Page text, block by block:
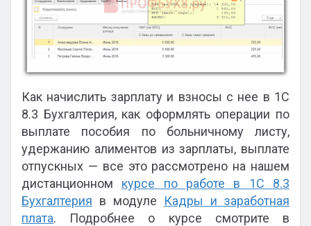
Как начислить зарплату и взносы с нее в 1С
8.3 Бухгалтерия, как оформлять операции по
выплате пособия по больничному листу,
удержанию алиментов из зарплаты, выплате
отпускных — все это рассмотрено на нашем
дистанционном курсе по работе в 1С 8.3
Бухгалтерия в модуле Кадры и заработная
плата. Подробнее о курсе смотрите в